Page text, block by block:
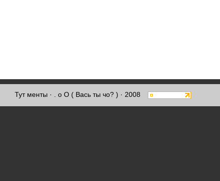
Тут менты · . о О ( Вась ты чо? ) · 2008